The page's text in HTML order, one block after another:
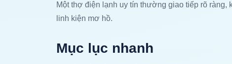
Một thợ điện lạnh uy tín thường giao tiếp rõ ràng,
linh kiện mơ hồ.
Mục lục nhanh